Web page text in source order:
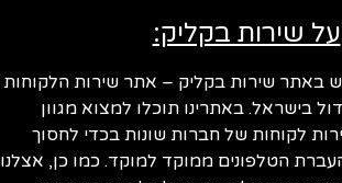
על שירות בקליק:
שירות בקליק – אתר שירות הלקוחות
בישראל. באתרינו תוכלו למצוא מגוון
לקוחות של חברות שונות בכדי לחסוך
הטלפונים ממוקד למוקד. כמו כן, אצלנו